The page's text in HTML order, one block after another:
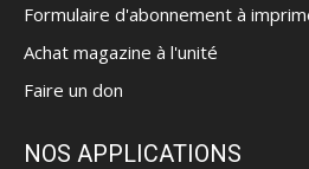
Formulaire d'abonnement à
Achat magazine à l'unité
Faire un don
NOS APPLICATIONS